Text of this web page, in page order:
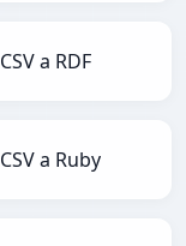
CSV a RDF
CSV a Ruby